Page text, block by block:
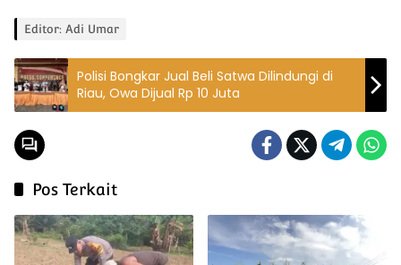
Editor: Adi Umar
Polisi Bongkar Jual Beli Satwa Dilindungi di
Riau, Owa Dijual Rp 10 Juta
Pos Terkait